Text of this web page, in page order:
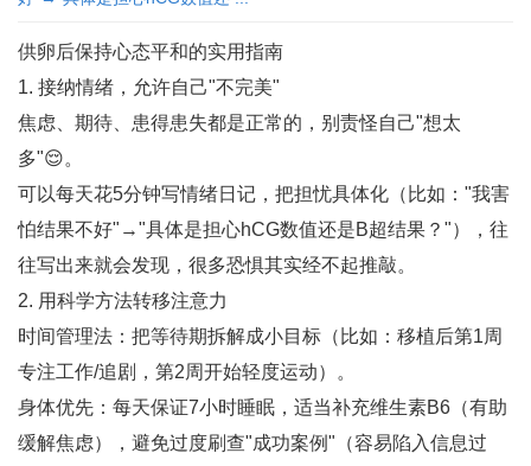
供卵后保持心态平和的实用指南
1. ‌接纳情绪，允许自己"不完美"‌
焦虑、期待、患得患失都是正常的，别责怪自己"想太
多"😌。
可以每天花5分钟写情绪日记，把担忧具体化（比如："我害
怕结果不好"→"具体是担心hCG数值还是B超结果？"），往
往写出来就会发现，很多恐惧其实经不起推敲。
2. ‌用科学方法转移注意力‌
时间管理法‌：把等待期拆解成小目标（比如：移植后第1周
专注工作/追剧，第2周开始轻度运动）。
身体优先‌：每天保证7小时睡眠，适当补充维生素B6（有助
缓解焦虑），避免过度刷查"成功案例"（容易陷入信息过